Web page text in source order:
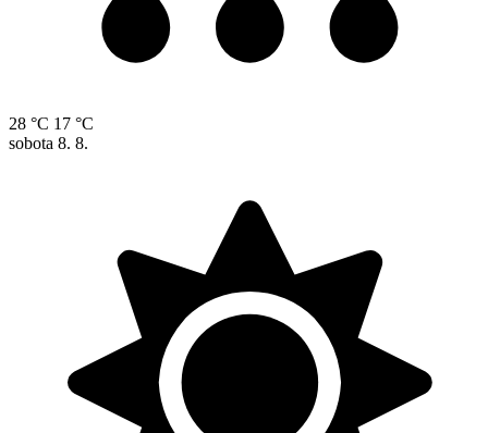
28 °C 17 °C
sobota 8. 8.